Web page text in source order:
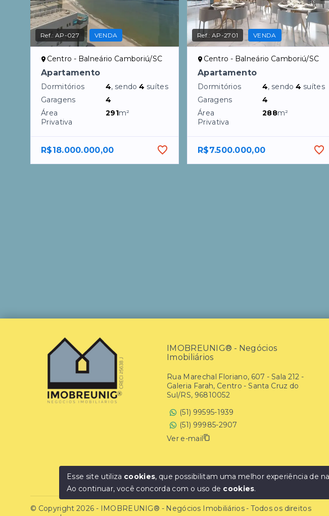
Ref.:AP-027 VENDA
Centro - Balneário Camboriú/SC
Apartamento
Dormitórios 4, sendo4 suítes
Garagens
4
Área
Privativa
291m²
R$18.000.000,00
Ref.:AP-2701 VENDA
Centro - Balneário Camboriú/SC
Apartamento
Dormitórios 4, sendo4 suítes
Garagens
4
Área
Privativa
288m²
R$7.500.000,00
IMOBREUNIG® - Negócios
Imobiliários
Rua Marechal Floriano, 607 - Sala 212 -
Galeria Farah, Centro - Santa Cruz do
Sul/RS, 96810052
(51) 99595-1939
(51) 99985-2907
Ver e-mail
© Copyright 2026 - IMOBREUNIG® - Negócios Imobiliários - Todos os direitos
Esse site utiliza cookies, que possibilitam uma melhor experiência de
Ao continuar, você concorda com o uso de cookies.